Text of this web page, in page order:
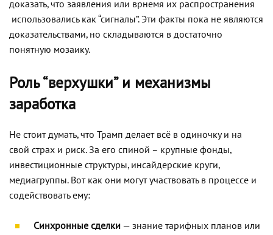
доказать, что заявления или врнемя их распространения
использовались как “сигналы”. Эти факты пока не являются
доказательствами, но складываются в достаточно
понятную мозаику.
Роль “верхушки” и механизмы
заработка
Не стоит думать, что Трамп делает всё в одиночку и на
свой страх и риск. За его спиной – крупные фонды,
инвестиционные структуры, инсайдерские круги,
медиагруппы. Вот как они могут участвовать в процессе и
содействовать ему:
Синхронные сделки — знание тарифных планов или